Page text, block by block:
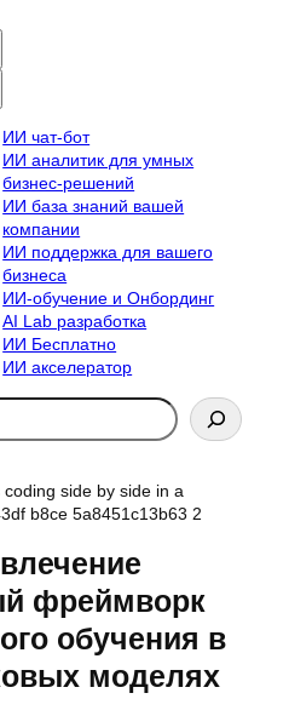
ИИ чат-бот
ИИ аналитик для умных
бизнес-решений
ИИ база знаний вашей
компании
ИИ поддержка для вашего
бизнеса
ИИ-обучение и Онбординг
AI Lab разработка
ИИ Бесплатно
ИИ акселератор
фреймворк
обучения в
моделях